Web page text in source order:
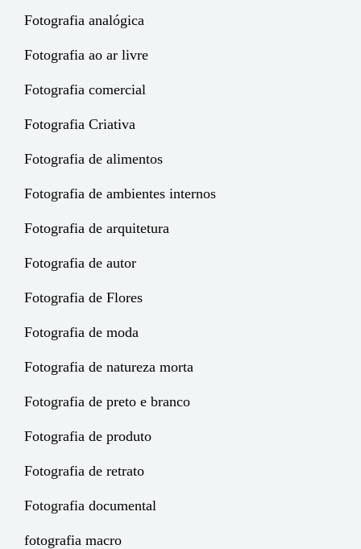
Fotografia analógica
Fotografia ao ar livre
Fotografia comercial
Fotografia Criativa
Fotografia de alimentos
Fotografia de ambientes internos
Fotografia de arquitetura
Fotografia de autor
Fotografia de Flores
Fotografia de moda
Fotografia de natureza morta
Fotografia de preto e branco
Fotografia de produto
Fotografia de retrato
Fotografia documental
fotografia macro